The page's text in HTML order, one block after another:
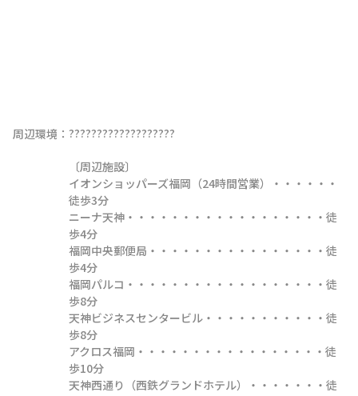
周辺環境： ???????????????????
〔周辺施設〕
イオンショッパーズ福岡（24時間営業）・・・・・・
徒歩3分
ニーナ天神・・・・・・・・・・・・・・・・・・徒
歩4分
福岡中央郵便局・・・・・・・・・・・・・・・・徒
歩4分
福岡パルコ・・・・・・・・・・・・・・・・・・徒
歩8分
天神ビジネスセンタービル・・・・・・・・・・・徒
歩8分
アクロス福岡・・・・・・・・・・・・・・・・・徒
歩10分
天神西通り（西鉄グランドホテル）・・・・・・・徒